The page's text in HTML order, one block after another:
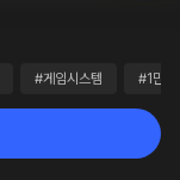
#게임시스템 #1만